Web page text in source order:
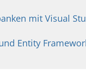
mit Visual
Entity